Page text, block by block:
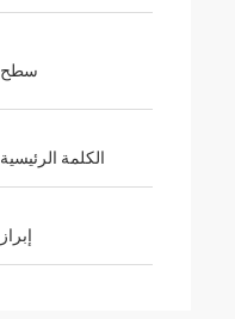
سطح
الكلمة الرئيسية
إبراز